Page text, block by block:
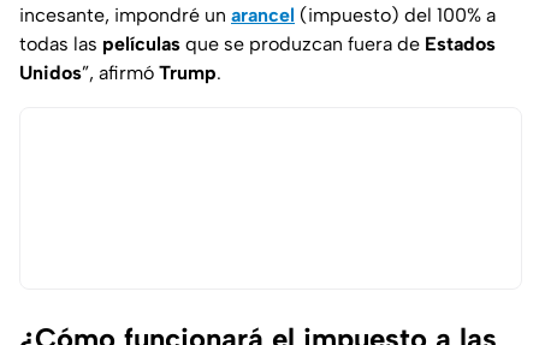
incesante, impondré un arancel (impuesto) del 100% a
todas las películas que se produzcan fuera de Estados
Unidos”, afirmó Trump.